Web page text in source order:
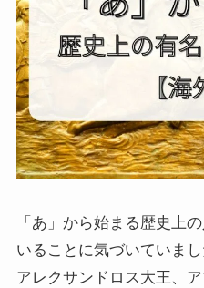
「あ」から始まる歴史上
いることに気づいていま
アレクサンドロス大王、